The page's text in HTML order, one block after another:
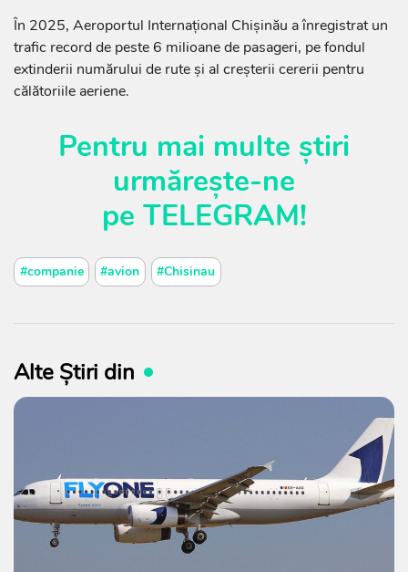
În 2025, Aeroportul Internațional Chișinău a înregistrat un
trafic record de peste 6 milioane de pasageri, pe fondul
extinderii numărului de rute și al creșterii cererii pentru
călătoriile aeriene.
Pentru mai multe știri
urmărește-ne
pe TELEGRAM!
#companie #avion #Chisinau
Alte Știri din